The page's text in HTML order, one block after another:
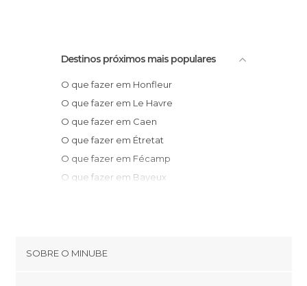
Destinos próximos mais populares
O que fazer em Honfleur
O que fazer em Le Havre
O que fazer em Caen
O que fazer em Étretat
O que fazer em Fécamp
O que fazer em Bayeux
O que fazer em Dieppe
SOBRE O MINUBE